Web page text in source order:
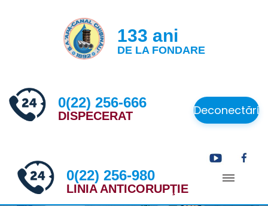
133 ani
DE LA FONDARE
0(22) 256-666
DISPECERAT Deconectări
0(22) 256-980
LINIA ANTICORUPŢIE